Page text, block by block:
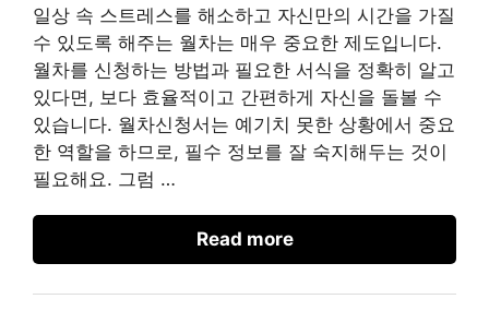
일상 속 스트레스를 해소하고 자신만의 시간을 가질
수 있도록 해주는 월차는 매우 중요한 제도입니다.
월차를 신청하는 방법과 필요한 서식을 정확히 알고
있다면, 보다 효율적이고 간편하게 자신을 돌볼 수
있습니다. 월차신청서는 예기치 못한 상황에서 중요
한 역할을 하므로, 필수 정보를 잘 숙지해두는 것이
필요해요. 그럼 …
Read more